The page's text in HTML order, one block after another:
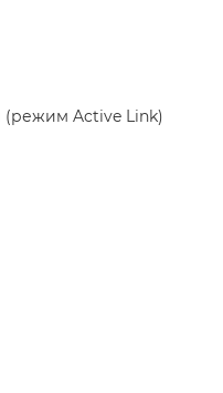
(режим Active Link)